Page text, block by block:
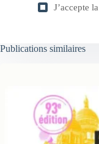
J’accepte la
Publications similaires